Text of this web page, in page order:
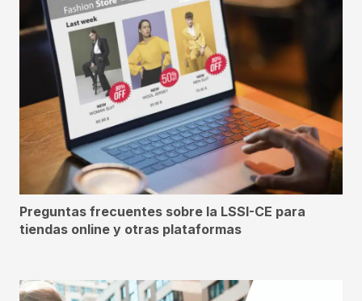
Preguntas frecuentes sobre la LSSI-CE para
tiendas online y otras plataformas